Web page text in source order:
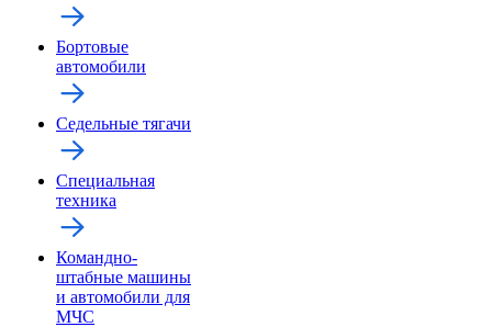
Бортовые
автомобили
Седельные тягачи
Специальная
техника
Командно-
штабные машины
и автомобили для
МЧС